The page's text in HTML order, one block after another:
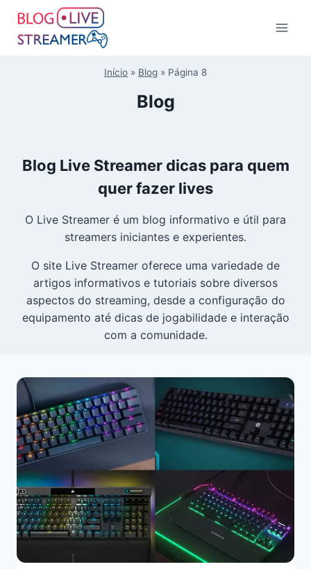
Início » Blog » Página 8
Blog
Blog Live Streamer dicas para quem
quer fazer lives
O Live Streamer é um blog informativo e útil para
streamers iniciantes e experientes.
O site Live Streamer oferece uma variedade de
artigos informativos e tutoriais sobre diversos
aspectos do streaming, desde a configuração do
equipamento até dicas de jogabilidade e interação
com a comunidade.